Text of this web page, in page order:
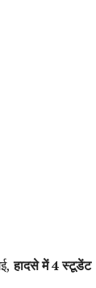
हादसे में 4 स्टूडेंट